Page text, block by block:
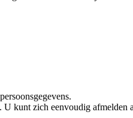
kunt zich eenvoudig afmelden